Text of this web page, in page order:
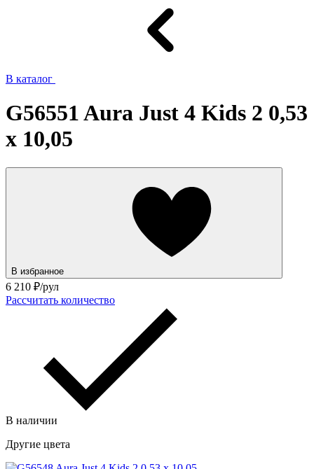
В каталог
G56551 Aura Just 4 Kids 2 0,53
x 10,05
В избранное
6 210 ₽/рул
Рассчитать количество
В наличии
Другие цвета